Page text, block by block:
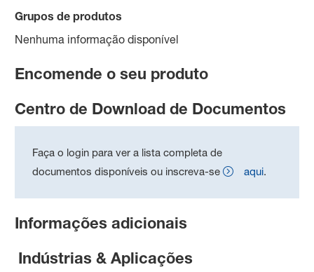
Grupos de produtos
Nenhuma informação disponível
Encomende o seu produto
Centro de Download de Documentos
Faça o login para ver a lista completa de
documentos disponíveis ou inscreva-se
aqui.
Informações adicionais
Indústrias & Aplicações